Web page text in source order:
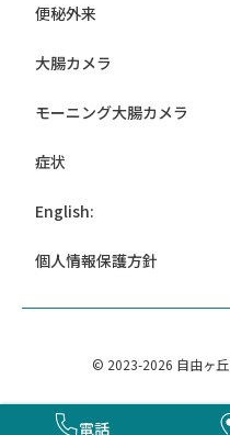
電話
便秘外来
大腸カメラ
モーニング大腸カメラ
症状
English:
個人情報保護方針
© 2023-2026 自由ヶ